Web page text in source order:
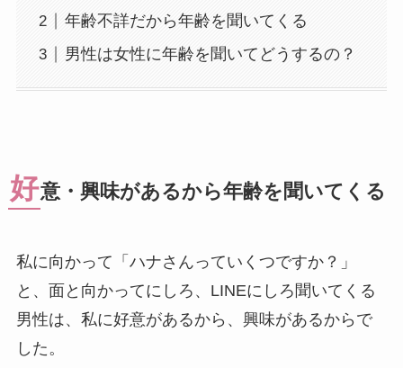
年齢不詳だから年齢を聞いてくる
男性は女性に年齢を聞いてどうするの？
好意・興味があるから年齢を聞いてくる
私に向かって「ハナさんっていくつですか？」
と、面と向かってにしろ、LINEにしろ聞いてくる
男性は、私に好意があるから、興味があるからで
した。